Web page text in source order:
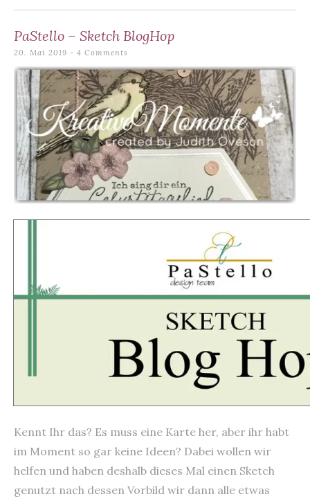
PaStello – Sketch BlogHop
20. Mai 2019 4 Comments
Kennt Ihr das? Es muss eine Karte her, aber ihr habt
im Moment so gar keine Ideen? Dabei wollen wir
helfen und haben deshalb dieses Mal einen Sketch
genutzt nach dessen Vorbild wir dann alle etwas